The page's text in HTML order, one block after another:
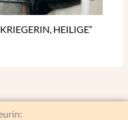
KRIEGERIN, HEILIGE“